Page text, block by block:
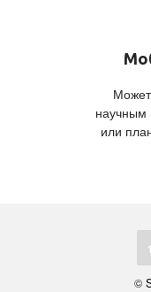
научным
или
©